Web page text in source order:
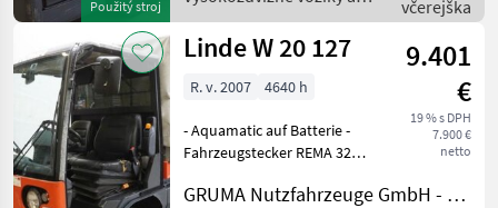
Použitý stroj
skladová technika / Linde
včerejška
Linde W 20 127
9.401
€
19 % s DPH
7.900 €
netto
R. v. 2007 4640 h
- Aquamatic auf Batterie -
Fahrzeugstecker REMA 320A
ohne Rollen -
GRUMA Nutzfahrzeuge GmbH - Staplertechnik